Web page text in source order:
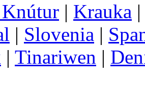
| Krauka
| Slovenia |
| Tinariwen |